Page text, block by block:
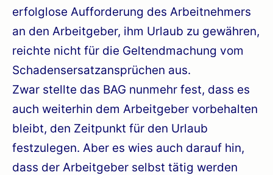
erfolglose Aufforderung des Arbeitnehmers
an den Arbeitgeber, ihm Urlaub zu gewähren,
reichte nicht für die Geltendmachung vom
Schadensersatzansprüchen aus.
Zwar stellte das BAG nunmehr fest, dass es
auch weiterhin dem Arbeitgeber vorbehalten
bleibt, den Zeitpunkt für den Urlaub
festzulegen. Aber es wies auch darauf hin,
dass der Arbeitgeber selbst tätig werden